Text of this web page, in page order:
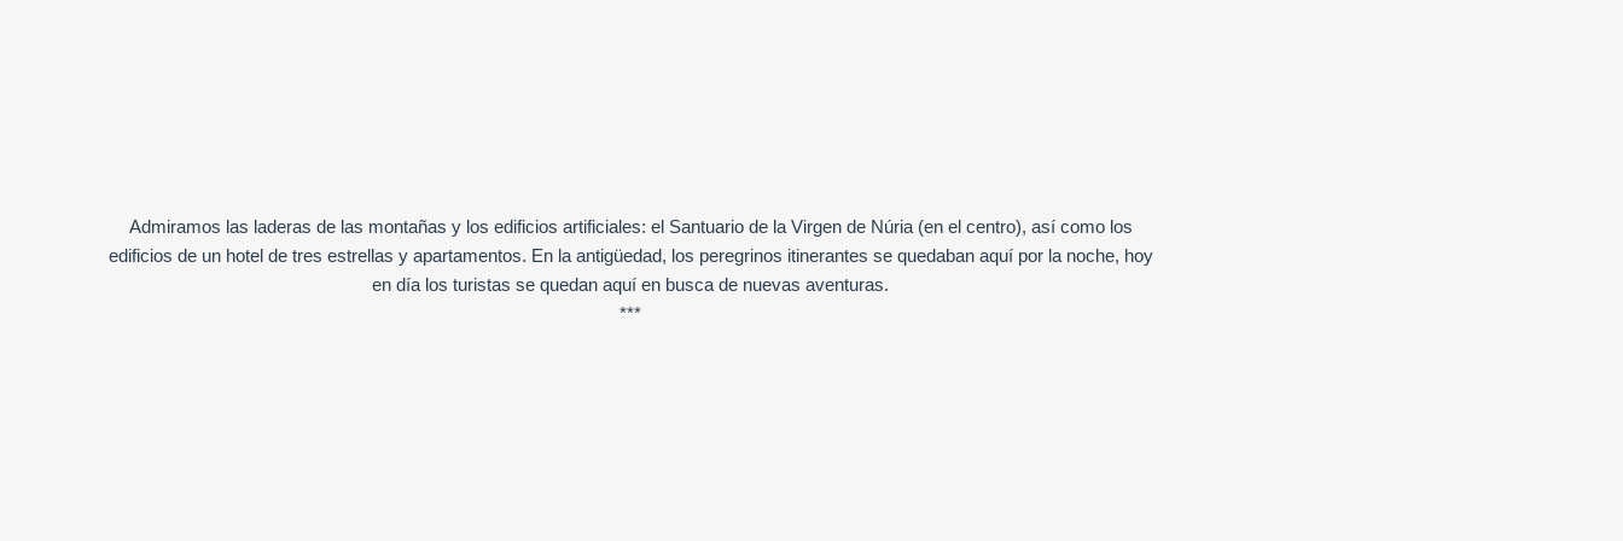
Admiramos las laderas de las montañas y los edificios artificiales: el Santuario de la Virgen de Núria (en el centro), así como los
edificios de un hotel de tres estrellas y apartamentos. En la antigüedad, los peregrinos itinerantes se quedaban aquí por la noche, hoy
en día los turistas se quedan aquí en busca de nuevas aventuras.
***